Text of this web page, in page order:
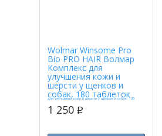
Wolmar Winsome Pro
Bio PRO HAIR Волмар
Комплекс для
улучшения кожи и
шерсти у щенков и
собак, 180 таблеток
1 250 p